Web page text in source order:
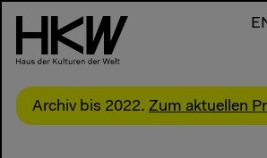
Archiv bis 2022. Zum aktuellen